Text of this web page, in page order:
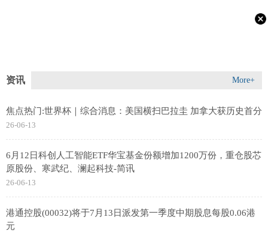
资讯 More+
焦点热门:世界杯｜综合消息：美国横扫巴拉圭 加拿大获历史首分
26-06-13
6月12日科创人工智能ETF华宝基金份额增加1200万份，重仓股芯
原股份、寒武纪、澜起科技-简讯
26-06-13
港通控股(00032)将于7月13日派发第一季度中期股息每股0.06港
元